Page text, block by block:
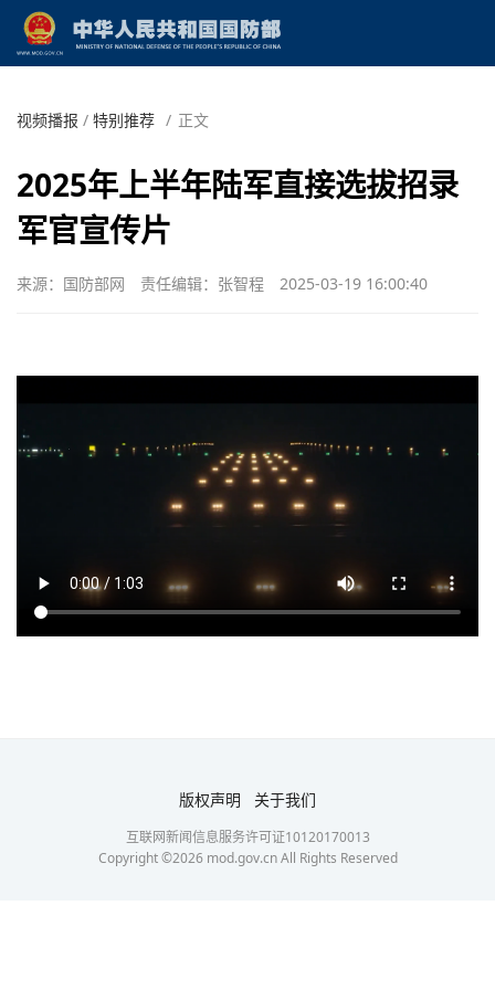
视频播报 / 特别推荐 / 正文
2025年上半年陆军直接选拔招录
军官宣传片
来源：国防部网 责任编辑：张智程 2025-03-19 16:00:40
版权声明 关于我们
互联网新闻信息服务许可证10120170013
Copyright ©2026mod.gov.cn All Rights Reserved